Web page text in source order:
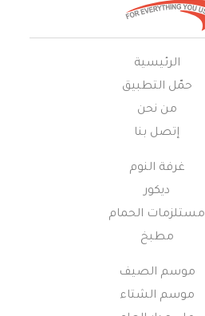
الرئيسية
حمّل التطبيق
من نحن
إتصل بنا
غرفة النوم
ديكور
مستلزمات الحمام
مطبخ
موسم الصيف
موسم الشتاء